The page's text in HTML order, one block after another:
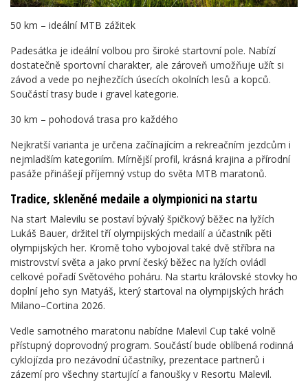
50 km – ideální MTB zážitek
Padesátka je ideální volbou pro široké startovní pole. Nabízí
dostatečně sportovní charakter, ale zároveň umožňuje užít si
závod a vede po nejhezčích úsecích okolních lesů a kopců.
Součástí trasy bude i gravel kategorie.
30 km – pohodová trasa pro každého
Nejkratší varianta je určena začínajícím a rekreačním jezdcům i
nejmladším kategoriím. Mírnější profil, krásná krajina a přírodní
pasáže přinášejí příjemný vstup do světa MTB maratonů.
Tradice, skleněné medaile a olympionici na startu
Na start Malevilu se postaví bývalý špičkový běžec na lyžích
Lukáš Bauer, držitel tří olympijských medailí a účastník pěti
olympijských her. Kromě toho vybojoval také dvě stříbra na
mistrovství světa a jako první český běžec na lyžích ovládl
celkové pořadí Světového poháru. Na startu královské stovky ho
doplní jeho syn Matyáš, který startoval na olympijských hrách
Milano–Cortina 2026.
Vedle samotného maratonu nabídne Malevil Cup také volně
přístupný doprovodný program. Součástí bude oblíbená rodinná
cyklojízda pro nezávodní účastníky, prezentace partnerů i
zázemí pro všechny startující a fanoušky v Resortu Malevil.